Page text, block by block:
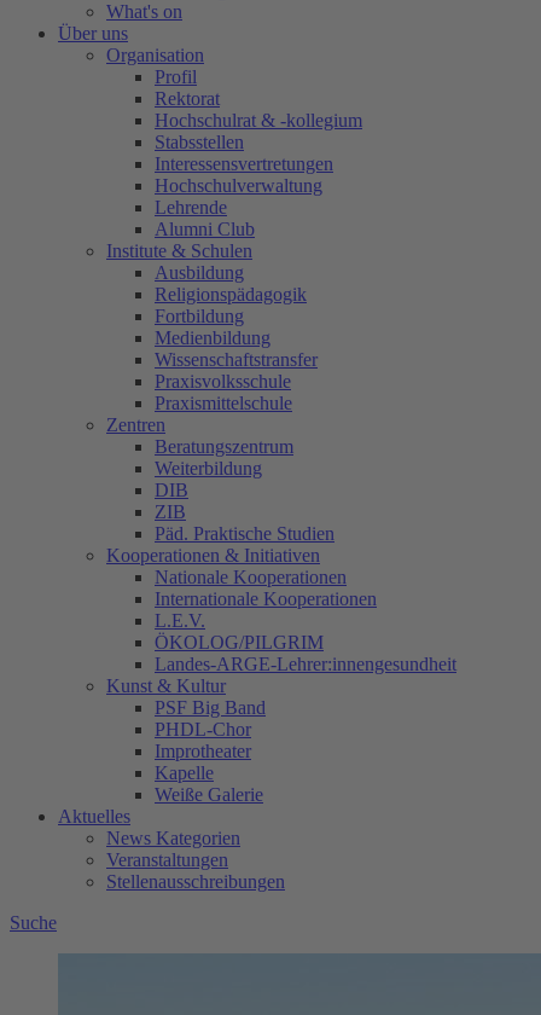
What's on
Über uns
Organisation
Profil
Rektorat
Hochschulrat & -kollegium
Stabsstellen
Interessensvertretungen
Hochschulverwaltung
Lehrende
Alumni Club
Institute & Schulen
Ausbildung
Religionspädagogik
Fortbildung
Medienbildung
Wissenschaftstransfer
Praxisvolksschule
Praxismittelschule
Zentren
Beratungszentrum
Weiterbildung
DIB
ZIB
Päd. Praktische Studien
Kooperationen & Initiativen
Nationale Kooperationen
Internationale Kooperationen
L.E.V.
ÖKOLOG/PILGRIM
Landes-ARGE-Lehrer:innengesundheit
Kunst & Kultur
PSF Big Band
PHDL-Chor
Improtheater
Kapelle
Weiße Galerie
Aktuelles
News Kategorien
Veranstaltungen
Stellenausschreibungen
Suche